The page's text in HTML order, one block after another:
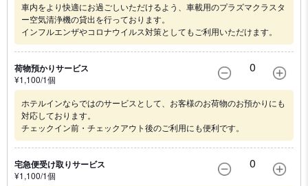
車内をより快適にお過ごしいただけるよう、車載用のプラズマクラスタ
ー空気清浄機の貸出を行っております。
インフルエンザやコロナウイルス対策としてもご利用いただけます。
荷物預かりサービス
¥1,100/1個
0
ホテルインならではのサービスとして、お客様のお荷物のお預かりにも
対応しております。
チェックイン前・チェックアウト後のご利用にも便利です。
宅急便受け取りサービス
¥1,100/1個
0